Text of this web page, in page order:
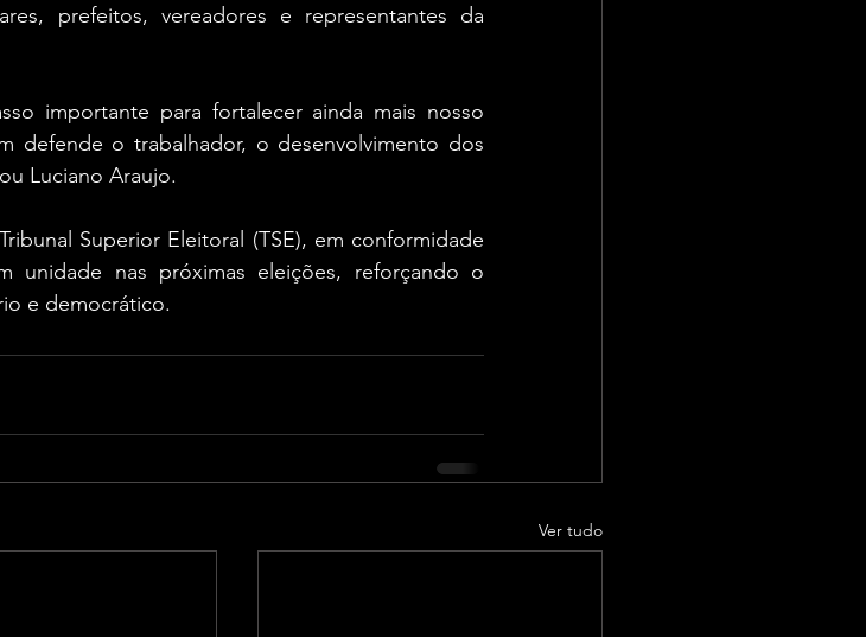
prefeitos, vereadores e representantes da
importante para fortalecer ainda mais nosso
defende o trabalhador, o desenvolvimento dos
Luciano Araujo.
Superior Eleitoral (TSE), em conformidade
unidade nas próximas eleições, reforçando o
e democrático.
Ver tudo